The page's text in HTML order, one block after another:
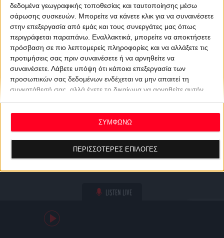
δεδομένα γεωγραφικής τοποθεσίας και ταυτοποίησης μέσω
σάρωσης συσκευών. Μπορείτε να κάνετε κλικ για να συναινέσετε
στην επεξεργασία από εμάς και τους συνεργάτες μας όπως
περιγράφεται παραπάνω. Εναλλακτικά, μπορείτε να αποκτήσετε
πρόσβαση σε πιο λεπτομερείς πληροφορίες και να αλλάξετε τις
προτιμήσεις σας πριν συναινέσετε ή να αρνηθείτε να
συναινέσετε. Λάβετε υπόψη ότι κάποια επεξεργασία των
προσωπικών σας δεδομένων ενδέχεται να μην απαιτεί τη
συγκατάθεσή σας, αλλά έχετε το δικαίωμα να αρνηθείτε αυτήν
ανακαλέσετε τη συγκατάθεσή σας ανά πάσα στιγμή
επιστρέφοντας σε αυτόν τον ιστότοπο και κάνοντας κλικ στο
κουμπί "Απορρήτου" στο κάτω μέρος της ιστοσελίδας.
ΠΕΡΙΣΣΟΤΕΡΕΣ ΕΠΙΛΟΓΕΣ
ΣΥΜΦΩΝΩ
LISTEN LIVE